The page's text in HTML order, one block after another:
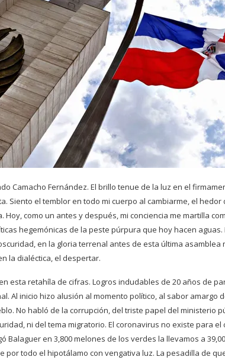
Camacho Fernández. El brillo tenue de la luz en el
Siento el temblor en todo mi cuerpo al cambiarme, el
Hoy, como un antes y después, mi conciencia me martilla
hegemónicas de la peste púrpura que hoy hacen
en la gloria terrenal antes de esta última
la dialéctica, el despertar.
esta retahíla de cifras. Logros indudables de 20 años de
Al inicio hizo alusión al momento político, al sabor amargo
No habló de la corrupción, del triste papel del ministerio
ni del tema migratorio. El coronavirus no existe para el
Balaguer en 3,800 melones de los verdes la llevamos a
por todo el hipotálamo con vengativa luz. La pesadilla de